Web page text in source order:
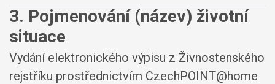
3. Pojmenování (název) životní
situace
Vydání elektronického výpisu z Živnostenského
rejstříku prostřednictvím CzechPOINT@home